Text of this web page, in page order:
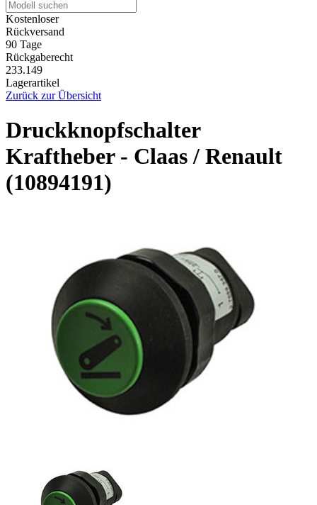
Kostenloser
Rückversand
90 Tage
Rückgaberecht
233.149
Lagerartikel
Zurück zur Übersicht
Druckknopfschalter
Kraftheber - Claas / Renault
(10894191)